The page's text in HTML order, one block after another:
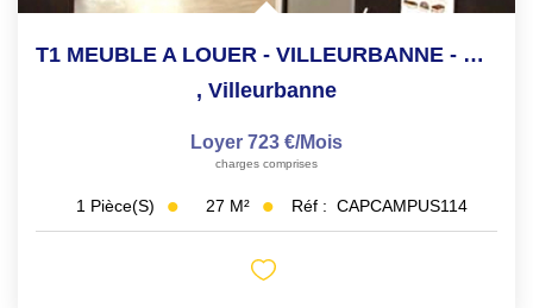
T1 MEUBLE A LOUER - VILLEURBANNE - RÉSIDENCE ETUDIANTE...
, Villeurbanne
Loyer 723 €/mois
charges comprises
1 Pièce(s) 27 M² Réf : CAPCAMPUS114